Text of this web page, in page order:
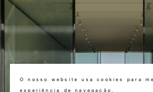
O nosso website usa cookies para
experiência de navegação.